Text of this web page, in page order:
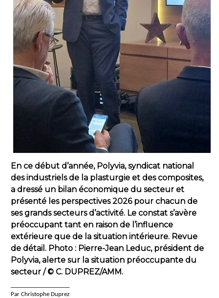
En ce début d’année, Polyvia, syndicat national
des industriels de la plasturgie et des composites,
a dressé un bilan économique du secteur et
présenté les perspectives 2026 pour chacun de
ses grands secteurs d’activité. Le constat s’avère
préoccupant tant en raison de l’influence
extérieure que de la situation intérieure. Revue
de détail. Photo : Pierre-Jean Leduc, président de
Polyvia, alerte sur la situation préoccupante du
secteur / © C. DUPREZ/AMM.
Par Christophe Duprez